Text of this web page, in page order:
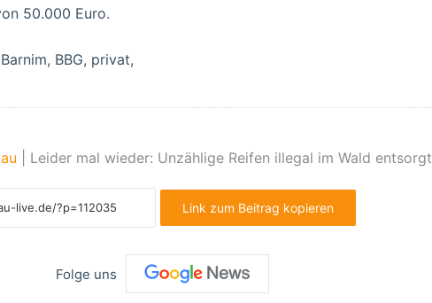
50.000 Euro.
BBG, privat,
Leider mal wieder: Unzählige Reifen illegal im Wald entsorgt
Link zum Beitrag kopieren
Folge uns